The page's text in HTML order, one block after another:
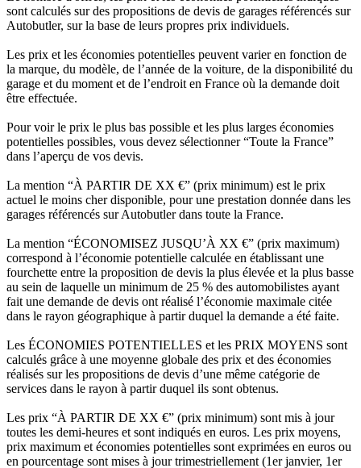
sont calculés sur des propositions de devis de garages référencés sur
Autobutler, sur la base de leurs propres prix individuels.
Les prix et les économies potentielles peuvent varier en fonction de
la marque, du modèle, de l’année de la voiture, de la disponibilité du
garage et du moment et de l’endroit en France où la demande doit
être effectuée.
Pour voir le prix le plus bas possible et les plus larges économies
potentielles possibles, vous devez sélectionner “Toute la France”
dans l’aperçu de vos devis.
La mention “À PARTIR DE XX €” (prix minimum) est le prix
actuel le moins cher disponible, pour une prestation donnée dans les
garages référencés sur Autobutler dans toute la France.
La mention “ÉCONOMISEZ JUSQU’À XX €” (prix maximum)
correspond à l’économie potentielle calculée en établissant une
fourchette entre la proposition de devis la plus élevée et la plus basse
au sein de laquelle un minimum de 25 % des automobilistes ayant
fait une demande de devis ont réalisé l’économie maximale citée
dans le rayon géographique à partir duquel la demande a été faite.
Les ÉCONOMIES POTENTIELLES et les PRIX MOYENS sont
calculés grâce à une moyenne globale des prix et des économies
réalisés sur les propositions de devis d’une même catégorie de
services dans le rayon à partir duquel ils sont obtenus.
Les prix “À PARTIR DE XX €” (prix minimum) sont mis à jour
toutes les demi-heures et sont indiqués en euros. Les prix moyens,
prix maximum et économies potentielles sont exprimées en euros ou
en pourcentage sont mises à jour trimestriellement (1er janvier, 1er